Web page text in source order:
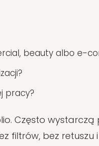
beauty albo e-
pracy?
Często wystarczą
filtrów, bez retuszu